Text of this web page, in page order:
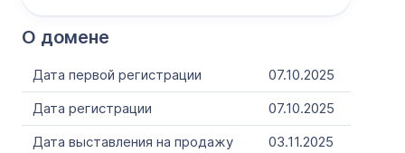
О домене
Дата первой регистрации
07.10.2025
Дата регистрации
07.10.2025
Дата выставления на продажу
03.11.2025